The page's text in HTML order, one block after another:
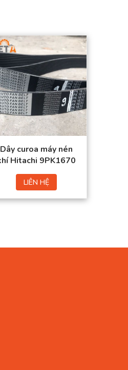
Sản phẩm đạt tiêu
chuẩn chất lượng
cao.
Hàng có sẵn trong
kho
Giá thành tốt nhất thị
trường.
Đặt mua thuận tiện –
Giao hàng toàn quốc
Dây curoa máy nén
Hitachi 9PK1670
LIÊN HỆ